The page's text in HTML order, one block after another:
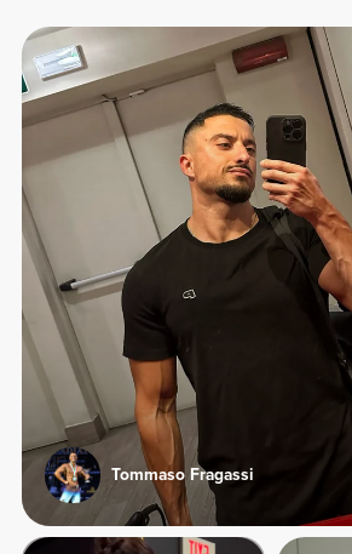
Tommaso Fragassi